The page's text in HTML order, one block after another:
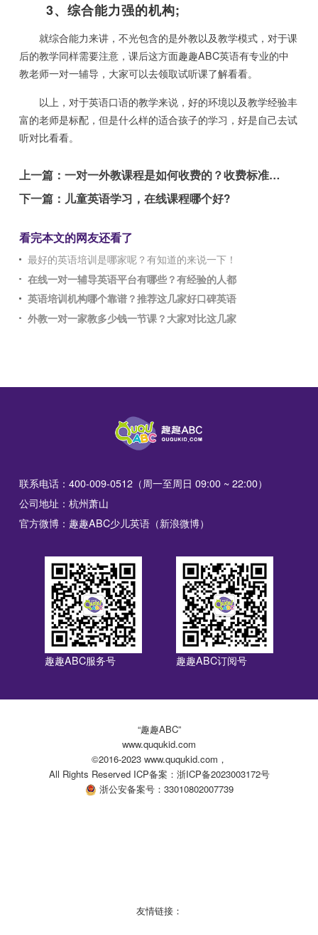
3、综合能力强的机构;
就综合能力来讲，不光包含的是外教以及教学模式，对于课
后的教学同样需要注意，课后这方面趣趣ABC英语有专业的中
教老师一对一辅导，大家可以去领取试听课了解看看。
以上，对于英语口语的教学来说，好的环境以及教学经验丰
富的老师是标配，但是什么样的适合孩子的学习，好是自己去试
听对比看看。
上一篇：
一对一外教课程是如何收费的？收费标准大公开
下一篇： 儿童英语学习，在线课程哪个好?
看完本文的网友还看了
最好的英语培训是哪家呢？有知道的来说一下！
在线一对一辅导英语平台有哪些？有经验的人都
英语培训机构哪个靠谱？推荐这几家好口碑英语
外教一对一家教多少钱一节课？大家对比这几家
联系电话：400-009-0512（周一至周日 09:00 ~ 22:00）
公司地址：杭州萧山
官方微博：趣趣ABC少儿英语（新浪微博）
趣趣ABC服务号 趣趣ABC订阅号
“趣趣ABC”
www.ququkid.com
©2016-2023 www.ququkid.com，
All Rights Reserved ICP备案：浙ICP备2023003172号
浙公安备案号：33010802007739
友情链接：